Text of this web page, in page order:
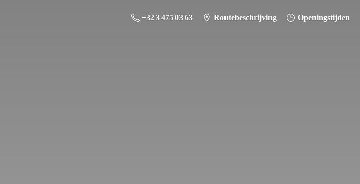
+32 3 475 03 63 Routebeschrijving Openingstijden